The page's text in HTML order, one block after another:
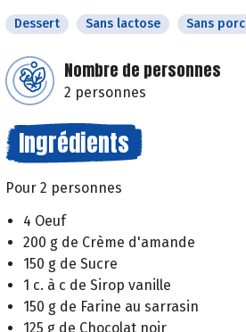
Dessert Sans lactose Sans porc
Nombre de personnes
2 personnes
Ingrédients
Pour 2 personnes
4 Oeuf
200 g de Crème d'amande
150 g de Sucre
1 c. à c de Sirop vanille
150 g de Farine au sarrasin
125 g de Chocolat noir